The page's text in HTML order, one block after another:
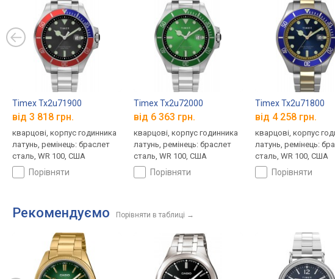
Timex Tx2u71900
від 3 818 грн.
кварцові, корпус годинника
латунь, ремінець: браслет
сталь, WR 100, США
порівняти
Timex Tx2u72000
від 6 363 грн.
кварцові, корпус годинника
латунь, ремінець: браслет
сталь, WR 100, США
порівняти
Timex Tx2u71800
від 4 258 грн.
кварцові, корпус
латунь, ремінець:
сталь, WR 100, США
порівняти
Рекомендуємо Порівняти в таблиці →